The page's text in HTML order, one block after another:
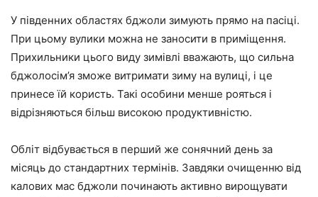
У південних областях бджоли зимують прямо на пасіці.
При цьому вулики можна не заносити в приміщення.
Прихильники цього виду зимівлі вважають, що сильна
бджолосім’я зможе витримати зиму на вулиці, і це
принесе їй користь. Такі особини менше рояться і
відрізняються більш високою продуктивністю.
Обліт відбувається в перший же сонячний день за
місяць до стандартних термінів. Завдяки очищенню від
калових мас бджоли починають активно вирощувати